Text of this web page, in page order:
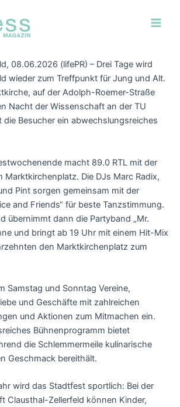
08.06.2026 (lifePR) – Drei Tage wird
wieder zum Treffpunkt für Jung und Alt.
auf der Adolph-Roemer-Straße
Nacht der Wissenschaft an der TU
die Besucher ein abwechslungsreiches
macht 89.0 RTL mit der
Marktkirchenplatz. Die DJs Marc Radix,
Pint sorgen gemeinsam mit der
and Friends“ für beste Tanzstimmung.
übernimmt dann die Partyband „Mr.
und bringt ab 19 Uhr mit einem Hit-Mix
den Marktkirchenplatz zum
Samstag und Sonntag Vereine,
und Geschäfte mit zahlreichen
und Aktionen zum Mitmachen ein.
Bühnenprogramm bietet
die Schlemmermeile kulinarische
Geschmack bereithält.
wird das Stadtfest sportlich: Bei der
Clausthal-Zellerfeld können Kinder,